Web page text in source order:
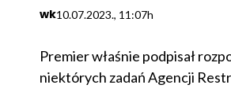
wk10.07.2023., 11:07h
Premier właśnie podpisał
niektórych zadań Agencji